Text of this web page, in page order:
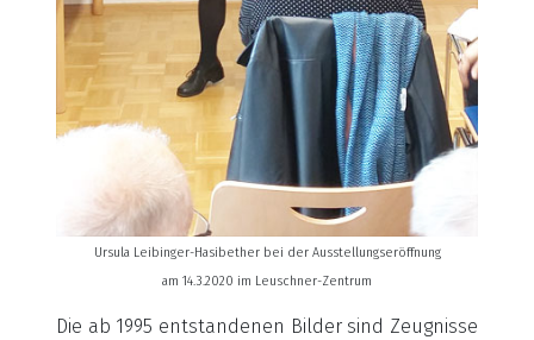
Ursula Leibinger-Hasibether bei der Ausstellungseröffnung
am 14.3.2020 im Leuschner-Zentrum
Die ab 1995 entstandenen Bilder sind Zeugnisse